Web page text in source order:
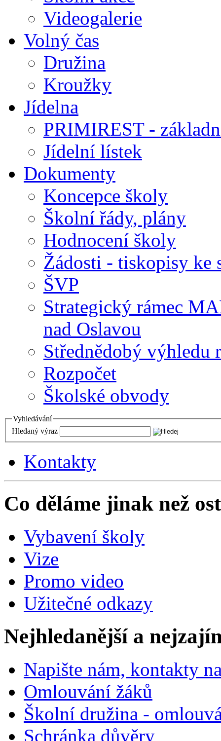
Videogalerie
Volný čas
Družina
Kroužky
Jídelna
PRIMIREST -
Jídelní lístek
Dokumenty
Koncepce školy
Školní řády, plány
Hodnocení školy
Žádosti - tiskopisy ke
ŠVP
Strategický rámec
nad Oslavou
Střednědobý výhledu
Rozpočet
Školské obvody
Vyhledávání
Hledaný výraz
Kontakty
Co děláme jinak než
Vybavení školy
Vize
Promo video
Užitečné odkazy
Nejhledanější a
Napište nám, kontakty
Omlouvání žáků
Školní družina -
Schránka důvěry